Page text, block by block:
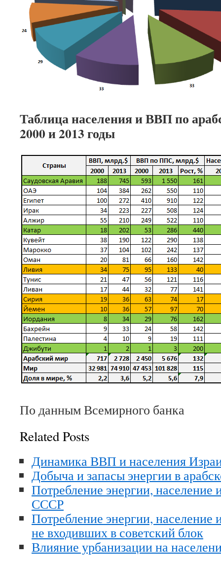
Таблица населения и ВВП по
2000 и 2013 годы
По данным Всемирного банка
Related Posts
Динамика ВВП и населения
Добыча и запасы энергии в
Потребление энергии,
СССР
Потребление энергии,
не входивших в советский блок
Влияние урбанизации на